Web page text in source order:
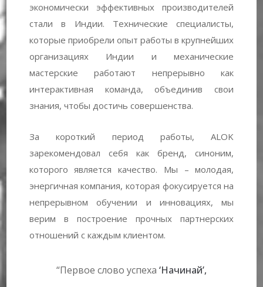
экономически эффективных производителей
стали в Индии. Технические специалисты,
которые приобрели опыт работы в крупнейших
организациях Индии и механические
мастерские работают непрерывно как
интерактивная команда, объединив свои
знания, чтобы достичь совершенства.
За короткий период работы, ALOK
зарекомендовал себя как бренд, синоним,
которого является качество. Мы – молодая,
энергичная компания, которая фокусируется на
непрерывном обучении и инновациях, мы
верим в построение прочных партнерских
отношений с каждым клиентом.
“Первое слово успеха ‘Начинай’,